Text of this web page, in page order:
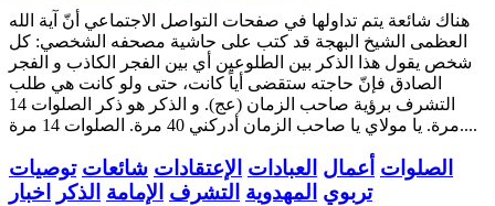
هناك شائعة يتم تداولها في صفحات التواصل الاجتماعي أنّ آية الله
العظمى الشيخ البهجة قد كتب على حاشية مصحفه الشخصي: كل
شخص يقول هذا الذكر بين الطلوعين أي بين الفجر الكاذب و الفجر
الصادق فإنّ حاجته ستقضى أياً كانت، حتى ولو كانت هي طلب
التشرف برؤية صاحب الزمان (عج). و الذكر هو ذكر الصلوات 14
مرة. يا مولاي يا صاحب الزمان أدركني 40 مرة. الصلوات 14 مرة....
الصلوات أعمال العبادات الإعتقادات شائعات توصيات
تربوي المهدوية التشرف الإمامة الذكر اخبار